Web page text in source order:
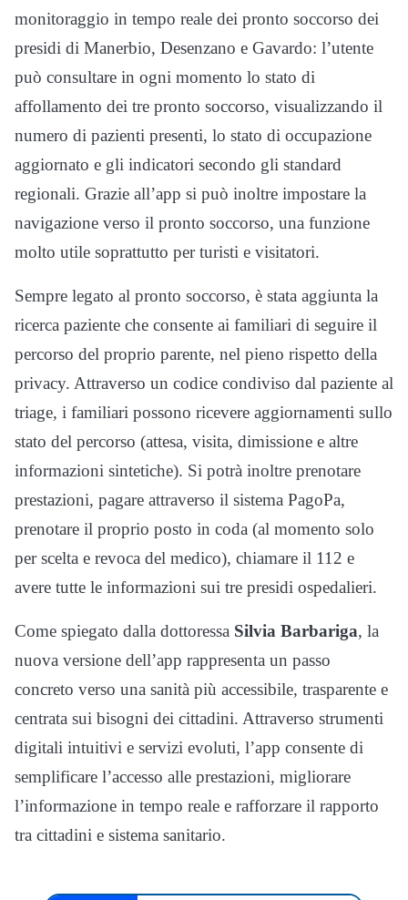
monitoraggio in tempo reale dei pronto soccorso dei
presidi di Manerbio, Desenzano e Gavardo: l’utente
può consultare in ogni momento lo stato di
affollamento dei tre pronto soccorso, visualizzando il
numero di pazienti presenti, lo stato di occupazione
aggiornato e gli indicatori secondo gli standard
regionali. Grazie all’app si può inoltre impostare la
navigazione verso il pronto soccorso, una funzione
molto utile soprattutto per turisti e visitatori.
Sempre legato al pronto soccorso, è stata aggiunta la
ricerca paziente che consente ai familiari di seguire il
percorso del proprio parente, nel pieno rispetto della
privacy. Attraverso un codice condiviso dal paziente al
triage, i familiari possono ricevere aggiornamenti sullo
stato del percorso (attesa, visita, dimissione e altre
informazioni sintetiche). Si potrà inoltre prenotare
prestazioni, pagare attraverso il sistema PagoPa,
prenotare il proprio posto in coda (al momento solo
per scelta e revoca del medico), chiamare il 112 e
avere tutte le informazioni sui tre presidi ospedalieri.
Come spiegato dalla dottoressa Silvia Barbariga, la
nuova versione dell’app rappresenta un passo
concreto verso una sanità più accessibile, trasparente e
centrata sui bisogni dei cittadini. Attraverso strumenti
digitali intuitivi e servizi evoluti, l’app consente di
semplificare l’accesso alle prestazioni, migliorare
l’informazione in tempo reale e rafforzare il rapporto
tra cittadini e sistema sanitario.